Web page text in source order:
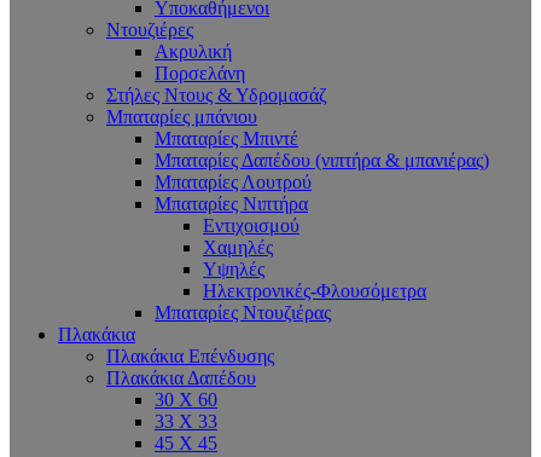
Υποκαθήμενοι
Ντουζιέρες
Ακρυλική
Πορσελάνη
Στήλες Ντους & Υδρομασάζ
Μπαταρίες μπάνιου
Μπαταρίες Μπιντέ
Μπαταρίες Δαπέδου (νιπτήρα & μπανιέρας)
Μπαταρίες Λουτρού
Μπαταρίες Νιπτήρα
Εντιχοισμού
Χαμηλές
Υψηλές
Ηλεκτρονικές-Φλουσόμετρα
Μπαταρίες Ντουζιέρας
Πλακάκια
Πλακάκια Επένδυσης
Πλακάκια Δαπέδου
30 Χ 60
33 Χ 33
45 Χ 45